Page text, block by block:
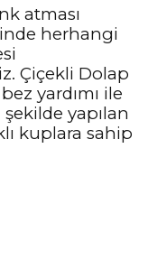
atması
herhangi
Çiçekli Dolap
yardımı ile
yapılan
kuplara sahip